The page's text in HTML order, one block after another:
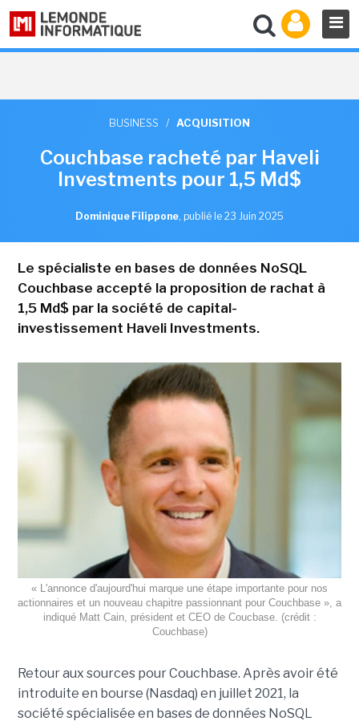
BUSINESS / ACQUISITION
Couchbase racheté par Haveli
Investments pour 1,5 Md$
Dominique Filippone, publié le 23 Juin 2025
Le spécialiste en bases de données NoSQL
Couchbase accepté la proposition de rachat à
1,5 Md$ par la société de capital-
investissement Haveli Investments.
« L'annonce d'aujourd'hui marque une étape importante pour nos
actionnaires et un nouveau chapitre passionnant pour Couchbase », a
indiqué Matt Cain, président et CEO de Coucbase. (crédit :
Couchbase)
Retour aux sources pour Couchbase. Après avoir été
introduite en bourse (Nasdaq) en juillet 2021, la
société spécialisée en bases de données NoSQL